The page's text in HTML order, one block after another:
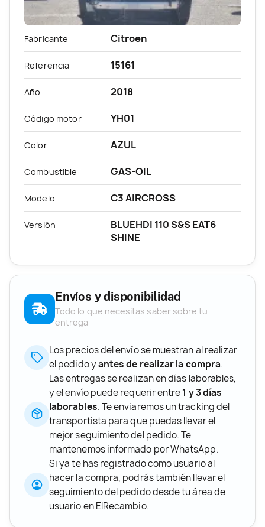
Fabricante Citroen
Referencia 15161
Año 2018
Código motor YH01
Color AZUL
Combustible GAS-OIL
Modelo C3 AIRCROSS
Versión
BLUEHDI 110 S&S EAT6
SHINE
Envíos y disponibilidad
Todo lo que necesitas saber sobre tu
entrega
Los precios del envío se muestran al realizar
el pedido yantes de realizar la compra.
Las entregas se realizan en días laborables,
y el envío puede requerir entre1 y 3 días
laborables. Te enviaremos un tracking del
transportista para que puedas llevar el
mejor seguimiento del pedido. Te
mantenemos informado por WhatsApp.
Si ya te has registrado como usuario al
hacer la compra, podrás también llevar el
seguimiento del pedido desde tu área de
usuario en ElRecambio.